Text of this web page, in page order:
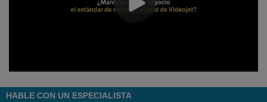
HABLE CON UN ESPECIALISTA